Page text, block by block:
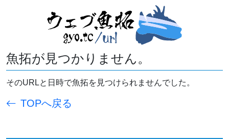
魚拓が見つかりません。
そのURLと日時で魚拓を見つけられませんでした。
TOPへ戻る